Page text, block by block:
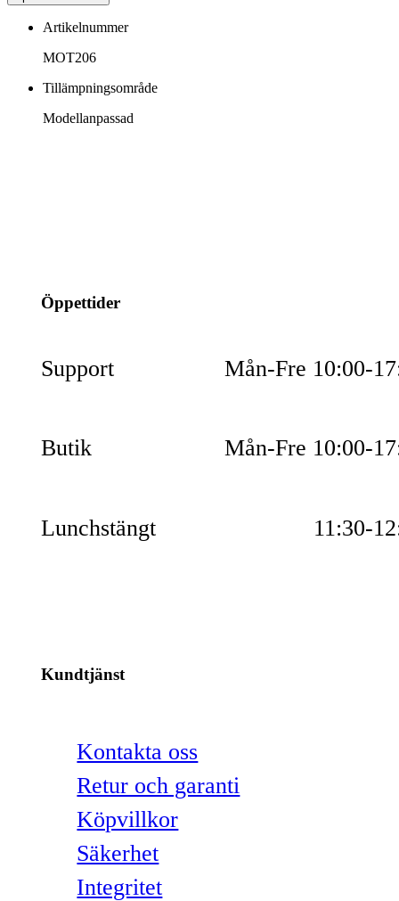
Artikelnummer
MOT206
Tillämpningsområde
Modellanpassad
Öppettider
Support Mån-Fre 10:00-
Butik Mån-Fre 10:00-
Lunchstängt 11:30-
Kundtjänst
Kontakta oss
Retur och garanti
Köpvillkor
Säkerhet
Integritet